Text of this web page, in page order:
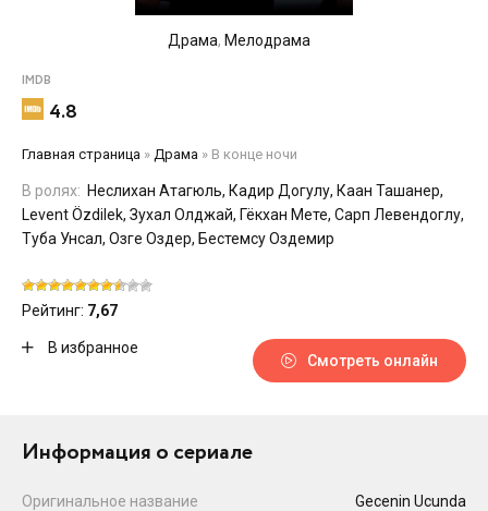
Драма, Мелодрама
IMDB
4.8
Главная страница » Драма » В конце ночи
В ролях: Неслихан Атагюль, Кадир Догулу, Каан Ташанер,
Levent Özdilek, Зухал Олджай, Гёкхан Мете, Сарп Левендоглу,
Туба Унсал, Озге Оздер, Бестемсу Оздемир
Рейтинг: 7,67
В избранное
Смотреть онлайн
Информация о сериале
Оригинальное название
Gecenin Ucunda